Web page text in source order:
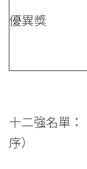
優異獎
十二強名單
序）